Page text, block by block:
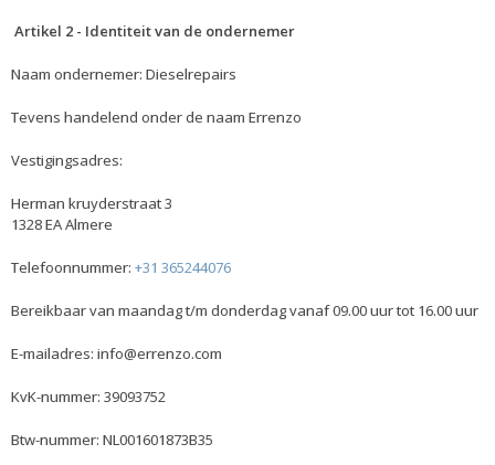
Artikel 2 - Identiteit van de ondernemer
Naam ondernemer: Dieselrepairs
Tevens handelend onder de naam Errenzo
Vestigingsadres:
Herman kruyderstraat 3
1328 EA Almere
Telefoonnummer: +31 365244076
Bereikbaar van maandag t/m donderdag vanaf 09.00 uur tot 16.00 uur
E-mailadres: info@errenzo.com
KvK-nummer: 39093752
Btw-nummer: NL001601873B35